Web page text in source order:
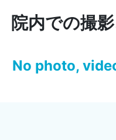
院内での撮
No photo,